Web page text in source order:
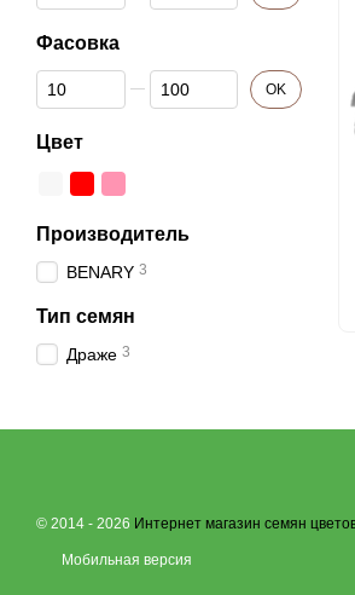
Фасовка
От Фасовка
До Фасовка OK
Цвет
Производитель
BENARY 3
Тип семян
Драже 3
© 2014 - 2026 Интернет магазин семян
Мобильная версия